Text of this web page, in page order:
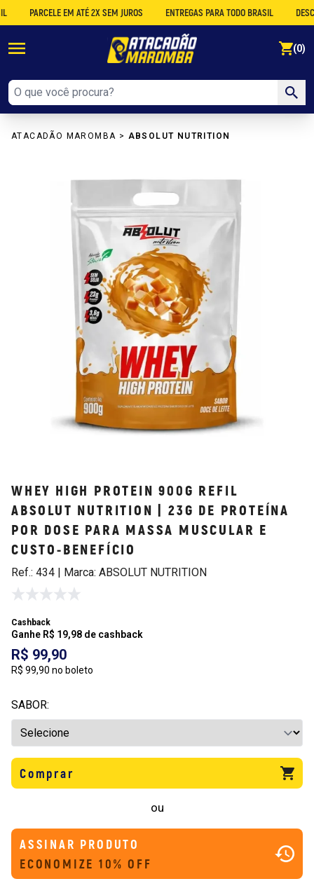
PARCELE EM ATÉ 2X SEM JUROS ENTREGAS PARA TODO BRASIL DESCONTO
(0)
ATACADÃO MAROMBA > ABSOLUT NUTRITION
WHEY HIGH PROTEIN 900G REFIL
ABSOLUT NUTRITION | 23G DE PROTEÍNA
POR DOSE PARA MASSA MUSCULAR E
CUSTO-BENEFÍCIO
Ref.: 434 | Marca: ABSOLUT NUTRITION
Cashback
Ganhe R$ 19,98 de cashback
R$ 99,90
R$ 99,90 no boleto
SABOR:
Comprar
ou
ASSINAR PRODUTO
ECONOMIZE 10% OFF